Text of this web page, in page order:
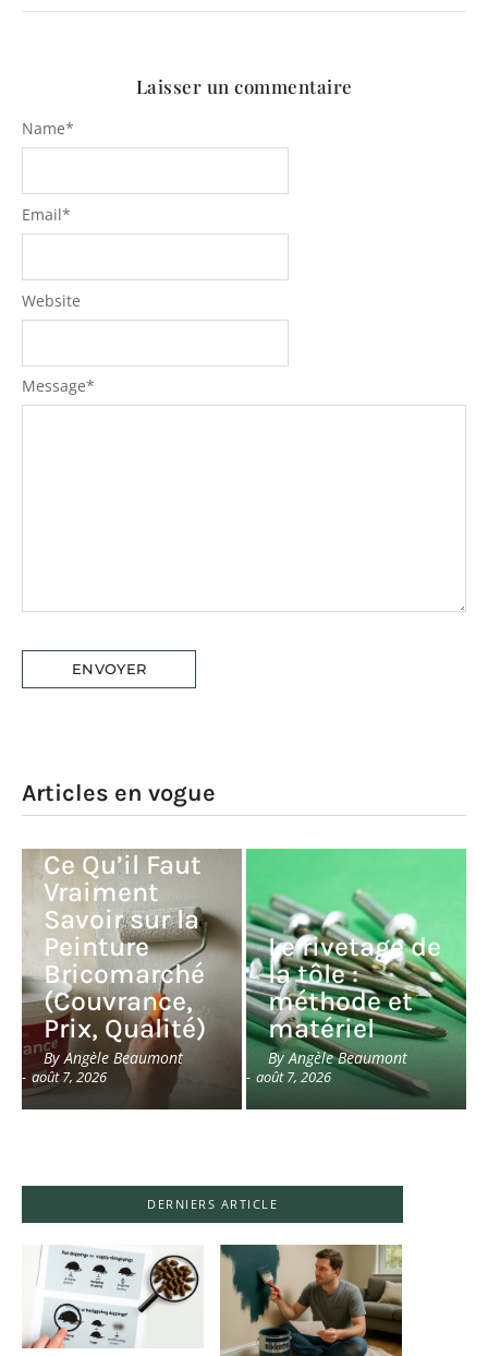
Laisser un commentaire
Message*
Name*
Email*
Website
Articles en vogue
Peinture
Ce Qu’il Faut
Vraiment
Savoir sur la
Peinture
Bricomarché
(Couvrance,
Prix, Qualité)
By Angèle Beaumont
- août 7, 2026
Le rivetage de
la tôle :
méthode et
matériel
By Angèle Beaumont
- août 7, 2026
DERNIERS ARTICLE